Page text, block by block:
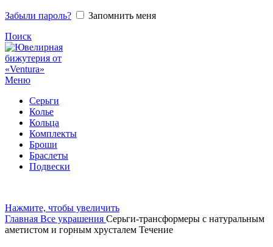
Забыли пароль?
Запомнить меня
Поиск
Меню
Серьги
Колье
Кольца
Комплекты
Броши
Браслеты
Подвески
Нажмите, чтобы увеличить
Главная Все украшения Серьги-трансформеры с натуральным
аметистом и горным хрусталем Течение